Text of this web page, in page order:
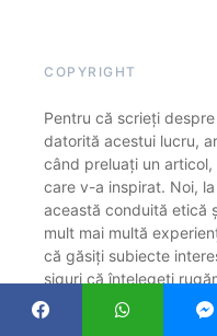
COPYRIGHT
Pentru că scrieți
datorită acestui lucru,
când preluați un
care v-a inspirat. Noi,
această conduită etică
mult mai multă
că găsiți subiecte
siguri că înțelegeți
(cu link), ca o
profesionalism. Vă